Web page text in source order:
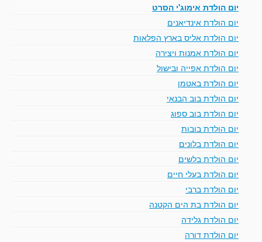
יום הולדת אימוג'י הסרט
יום הולדת אינדיאנים
יום הולדת אליס בארץ הפלאות
יום הולדת אמנות ויצירה
יום הולדת אפייה ובישול
יום הולדת באטמן
יום הולדת בוב הבנאי
יום הולדת בוב ספוג
יום הולדת בובות
יום הולדת בלונים
יום הולדת בלשים
יום הולדת בעלי חיים
יום הולדת ברבי
יום הולדת בת הים הקטנה
יום הולדת גלידה
יום הולדת דורה